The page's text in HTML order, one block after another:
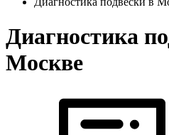
Диагностика
Москве